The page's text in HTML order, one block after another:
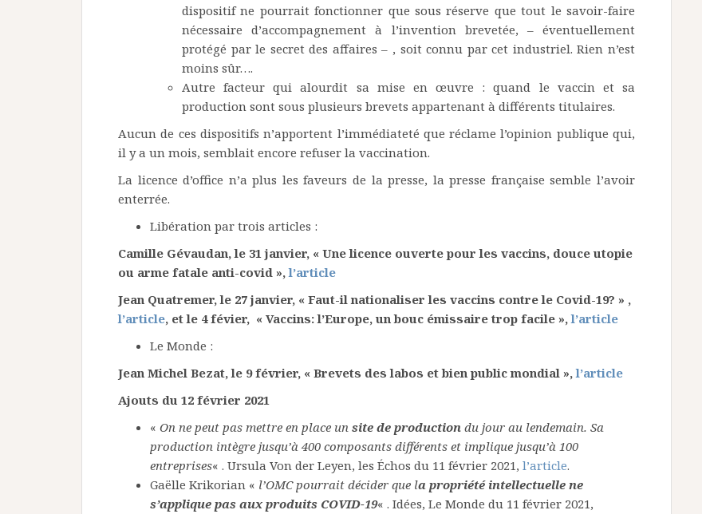
dispositif ne pourrait fonctionner que sous réserve que tout le savoir-faire
nécessaire d’accompagnement à l’invention brevetée, – éventuellement
protégé par le secret des affaires – , soit connu par cet industriel. Rien n’est
moins sûr….
Autre facteur qui alourdit sa mise en œuvre : quand le vaccin et sa
production sont sous plusieurs brevets appartenant à différents titulaires.
Aucun de ces dispositifs n’apportent l’immédiateté que réclame l’opinion publique qui,
il y a un mois, semblait encore refuser la vaccination.
La licence d’office n’a plus les faveurs de la presse, la presse française semble l’avoir
enterrée.
Libération par trois articles :
Camille Gévaudan, le 31 janvier, « Une licence ouverte pour les vaccins, douce utopie
ou arme fatale anti-covid »,l’article
Jean Quatremer, le 27 janvier, « Faut-il nationaliser les vaccins contre le Covid-19? » ,
l’article, et le 4 févier, « Vaccins: l’Europe, un bouc émissaire trop facile »,l’article
Le Monde :
Jean Michel Bezat, le 9 février, « Brevets des labos et bien public mondial »,l’article
Ajouts du 12 février 2021
« On ne peut pas mettre en place un site de production du jour au lendemain. Sa
production intègre jusqu’à 400 composants différents et implique jusqu’à 100
entreprises« . Ursula Von der Leyen, les Échos du 11 février 2021, l’article.
Gaëlle Krikorian « l’OMC pourrait décider que la propriété intellectuelle ne
s’applique pas aux produits COVID-19« . Idées, Le Monde du 11 février 2021,